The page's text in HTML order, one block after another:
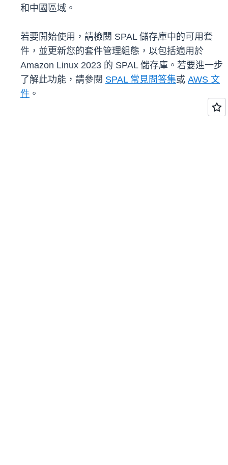
和中國區域。
若要開始使用，請檢閱 SPAL 儲存庫中的可用套
件，並更新您的套件管理組態，以包括適用於
Amazon Linux 2023 的 SPAL 儲存庫。若要進一步
了解此功能，請參閱 SPAL 常見問答集或 AWS 文
件 。